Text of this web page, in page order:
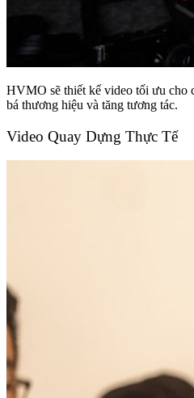
HVMO sẽ thiết kế video tối ưu cho
bá thương hiệu và tăng tương tác.
Video Quay Dựng Thực Tế